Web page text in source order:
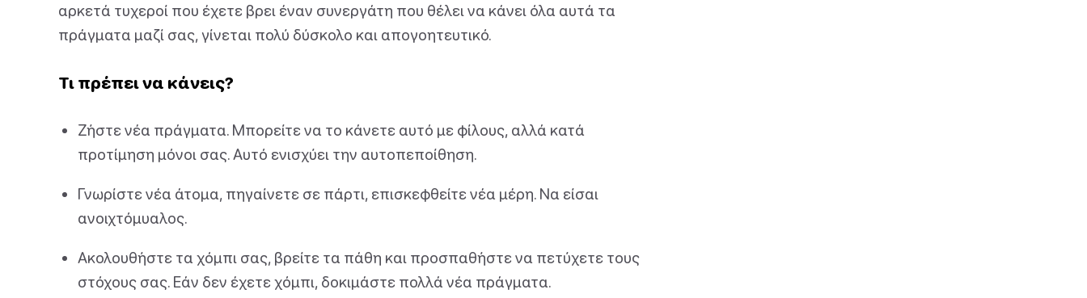
αρκετά τυχεροί που έχετε βρει έναν συνεργάτη που θέλει να κάνει όλα αυτά τα
πράγματα μαζί σας, γίνεται πολύ δύσκολο και απογοητευτικό.
Τι πρέπει να κάνεις?
Ζήστε νέα πράγματα. Μπορείτε να το κάνετε αυτό με φίλους, αλλά κατά
προτίμηση μόνοι σας. Αυτό ενισχύει την αυτοπεποίθηση.
Γνωρίστε νέα άτομα, πηγαίνετε σε πάρτι, επισκεφθείτε νέα μέρη. Να είσαι
ανοιχτόμυαλος.
Ακολουθήστε τα χόμπι σας, βρείτε τα πάθη και προσπαθήστε να πετύχετε τους
στόχους σας. Εάν δεν έχετε χόμπι, δοκιμάστε πολλά νέα πράγματα.